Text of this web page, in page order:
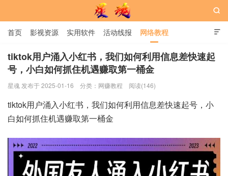
星魂网

首页 影视资源 实用软件 活动线报 网络教程
用户中心 书籍 娱乐

tiktok用户涌入小红书，我们如何利用信息差快速起
号，小白如何抓住机遇赚取第一桶金
星魂 发布于 2025-01-16 分类： 网赚教程 阅读(146)
tiktok用户涌入小红书，我们如何利用信息差快速起号，小
白如何抓住机遇赚取第一桶金